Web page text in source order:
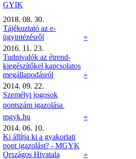
GYIK
2018. 08. 30.
Tájékoztató az e-
ügyintézésről
»
2016. 11. 23.
Tudnivalók az étrend-
kiegészítőkel kapcsolatos
megállapodásról
»
2014. 09. 22.
Személyi jogosok
pontszám igazolása 
mgyk.hu
»
2014. 06. 10.
Ki állítja ki a gyakorlati
pont igazolást? - MGYK
Országos Hivatala
»